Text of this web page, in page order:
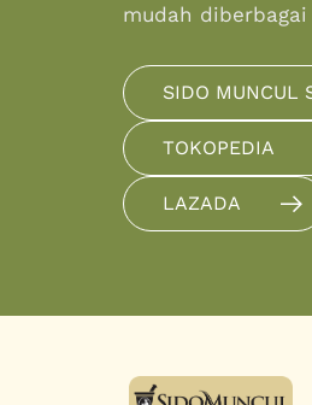
mudah
SIDO MUNCUL
TOKOPEDIA
LAZADA